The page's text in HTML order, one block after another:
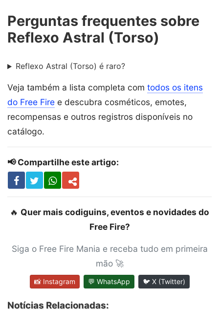
Perguntas frequentes sobre
Reflexo Astral (Torso)
Reflexo Astral (Torso) é raro?
Veja também a lista completa com todos os itens
do Free Fire e descubra cosméticos, emotes,
recompensas e outros registros disponíveis no
catálogo.
📢 Compartilhe este artigo:
🔥 Quer mais codiguins, eventos e novidades do
Free Fire?
Siga o Free Fire Mania e receba tudo em primeira
mão 🚀
📸 Instagram 💬 WhatsApp 🐦 X (Twitter)
Notícias Relacionadas: